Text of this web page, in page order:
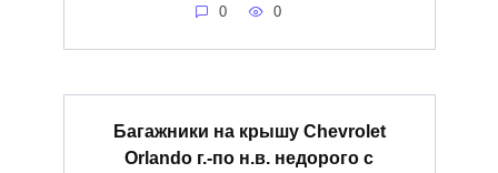
0 0
Багажники на крышу Chevrolet
Orlando г.-по н.в. недорого с